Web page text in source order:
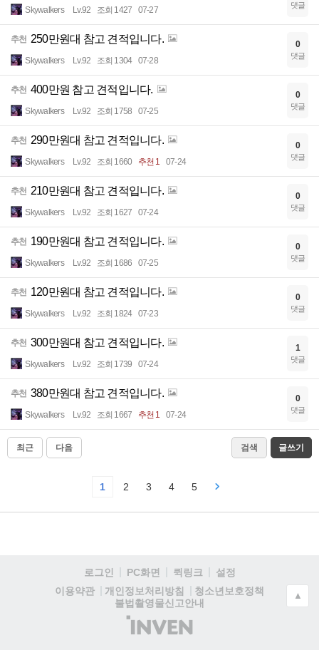
Skywalkers Lv.92 조회 1427 07-27 댓글
추천 250만원대 참고 견적입니다.
Skywalkers Lv.92 조회 1304 07-28
0
댓글
추천 400만원 참고 견적입니다.
Skywalkers Lv.92 조회 1758 07-25
0
댓글
추천 290만원대 참고 견적입니다.
Skywalkers Lv.92 조회 1660 추천 1 07-24
0
댓글
추천 210만원대 참고 견적입니다.
Skywalkers Lv.92 조회 1627 07-24
0
댓글
추천 190만원대 참고 견적입니다.
Skywalkers Lv.92 조회 1686 07-25
0
댓글
추천 120만원대 참고 견적입니다.
Skywalkers Lv.92 조회 1824 07-23
0
댓글
추천 300만원대 참고 견적입니다.
Skywalkers Lv.92 조회 1739 07-24
1
댓글
추천 380만원대 참고 견적입니다.
Skywalkers Lv.92 조회 1667 추천 1 07-24
0
댓글
최근 다음 검색 글쓰기
1 2 3 4 5
로그인 PC화면 퀵링크
설정
이용약관
개인정보처리방침
청소년보호정책
불법촬영물신고안내
(주)
인
▲